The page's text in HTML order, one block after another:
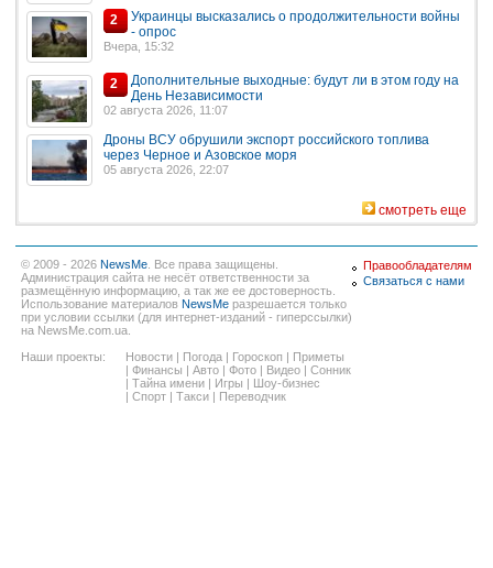
2
Украинцы высказались о продолжительности войны
- опрос
Вчера, 15:32
2
Дополнительные выходные: будут ли в этом году на
День Независимости
02 августа 2026, 11:07
Дроны ВСУ обрушили экспорт российского топлива
через Черное и Азовское моря
05 августа 2026, 22:07
смотреть еще
© 2009 - 2026 NewsMe . Все права защищены.
Администрация сайта не несёт ответственности за
размещённую информацию, а так же ее достоверность.
Использование материалов NewsMe разрешается только
при условии ссылки (для интернет-изданий - гиперссылки)
на NewsMe.com.ua.
Наши проекты:
Новости Погода Гороскоп
Приметы
Финансы Авто Фото Видео
Сонник
Тайна имени Игры
Шоу-бизнес
Спорт Такси Переводчик
Правообладателям
Связаться с нами